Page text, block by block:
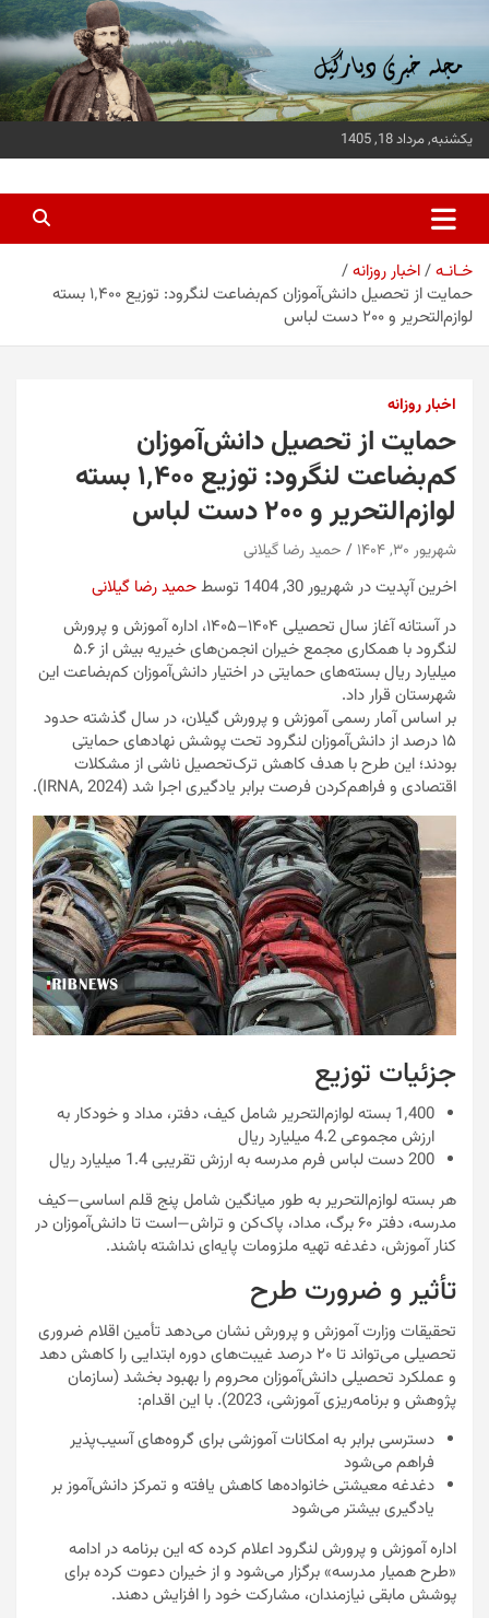
بروید
یکشنبه, مرداد 18, 1405
پایگاه خبری دیارگیل
جدیدترین اخبار استان گیلان
خـانـه
اخبار روزانه
حمایت از تحصیل دانش‌آموزان کم‌بضاعت لنگرود: توزیع ۱٬۴۰۰ بسته
لوازم‌التحریر و ۲۰۰ دست لباس
اخبار روزانه
حمایت از تحصیل دانش‌آموزان
کم‌بضاعت لنگرود: توزیع ۱٬۴۰۰ بسته
لوازم‌التحریر و ۲۰۰ دست لباس
شهریور ۳۰, ۱۴۰۴ حمید رضا گیلانی
اخرین آپدیت در شهریور 30, 1404 توسط
حمید رضا گیلانی
در آستانه آغاز سال تحصیلی ۱۴۰۴–۱۴۰۵، اداره آموزش و پرورش
لنگرود با همکاری مجمع خیران انجمن‌های خیریه بیش از ۵.۶
میلیارد ریال بسته‌های حمایتی در اختیار دانش‌آموزان کم‌بضاعت این
شهرستان قرار داد.
بر اساس آمار رسمی آموزش و پرورش گیلان، در سال گذشته حدود
۱۵ درصد از دانش‌آموزان لنگرود تحت پوشش نهادهای حمایتی
بودند؛ این طرح با هدف کاهش ترک‌تحصیل ناشی از مشکلات
اقتصادی و فراهم‌کردن فرصت برابر یادگیری اجرا شد (IRNA, 2024).
جزئیات توزیع
1٬400 بسته لوازم‌التحریر شامل کیف، دفتر، مداد و خودکار به
ارزش مجموعی 4.2 میلیارد ریال
200 دست لباس فرم مدرسه به ارزش تقریبی 1.4 میلیارد ریال
هر بسته لوازم‌التحریر به طور میانگین شامل پنج قلم اساسی—کیف
مدرسه، دفتر ۶۰ برگ، مداد، پاک‌کن و تراش—است تا دانش‌آموزان در
کنار آموزش، دغدغه تهیه ملزومات پایه‌ای نداشته باشند.
تأثیر و ضرورت طرح
تحقیقات وزارت آموزش و پرورش نشان می‌دهد تأمین اقلام ضروری
تحصیلی می‌تواند تا ۲۰ درصد غیبت‌های دوره ابتدایی را کاهش دهد
و عملکرد تحصیلی دانش‌آموزان محروم را بهبود بخشد (سازمان
پژوهش و برنامه‌ریزی آموزشی، 2023). با این اقدام:
دسترسی برابر به امکانات آموزشی برای گروه‌های آسیب‌پذیر
فراهم می‌شود
دغدغه معیشتی خانواده‌ها کاهش یافته و تمرکز دانش‌آموز بر
یادگیری بیشتر می‌شود
اداره آموزش و پرورش لنگرود اعلام کرده که این برنامه در ادامه
«طرح همیار مدرسه» برگزار می‌شود و از خیران دعوت کرده برای
پوشش مابقی نیازمندان، مشارکت خود را افزایش دهند.